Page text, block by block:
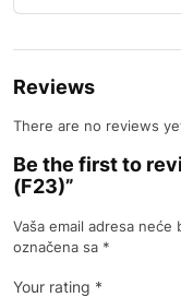
Reviews
There are no reviews
Be the first to
(F23)”
Vaša email adresa neće
označena sa *
Your rating *